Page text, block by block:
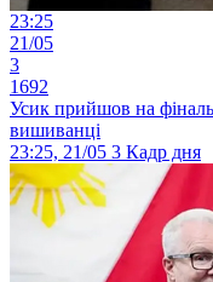
23:25
21/05
3
1692
Усик прийшов на
вишиванці
23:25, 21/05 3 Кадр дня